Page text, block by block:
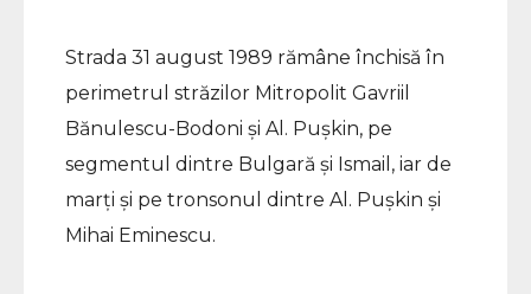
Strada 31 august 1989 rămâne închisă în
perimetrul străzilor Mitropolit Gavriil
Bănulescu-Bodoni și Al. Pușkin, pe
segmentul dintre Bulgară și Ismail, iar de
marți și pe tronsonul dintre Al. Pușkin și
Mihai Eminescu.